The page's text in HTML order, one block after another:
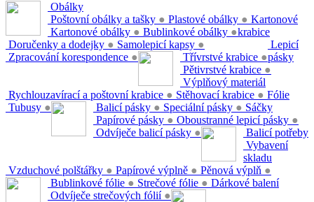
Obálky
Poštovní obálky a tašky ● Plastové obálky ●
Kartonové obálky ● Bublinkové obálky ●
Doručenky a dodejky ● Samolepicí kapsy ●
Zpracování korespondence ●
Kartonové
krabice
Třívrstvé krabice ●
Pětivrstvé krabice ●
Rychlouzavírací a poštovní krabice ● Stěhovací krabice ●
Tubusy ●
Lepicí
pásky
Balicí pásky ● Speciální pásky ●
Papírové pásky ● Oboustranné lepicí pásky ●
Odvíječe balicí pásky ●
Výplňový materiál
Vzduchové polštářky ● Papírové výplně ● Pěnová výplň ●
Fólie
Bublinkové fólie ● Strečové fólie ●
Odvíječe strečových fólií ●
Sáčky
Balicí potřeby
Vybavení
skladu
Dárkové balení